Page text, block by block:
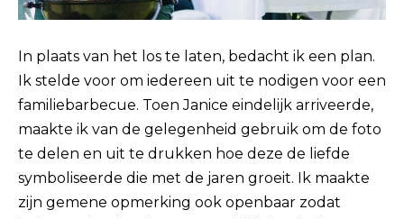
In plaats van het los te laten, bedacht ik een plan.
Ik stelde voor om iedereen uit te nodigen voor een
familiebarbecue. Toen Janice eindelijk arriveerde,
maakte ik van de gelegenheid gebruik om de foto
te delen en uit te drukken hoe deze de liefde
symboliseerde die met de jaren groeit. Ik maakte
zijn gemene opmerking ook openbaar zodat